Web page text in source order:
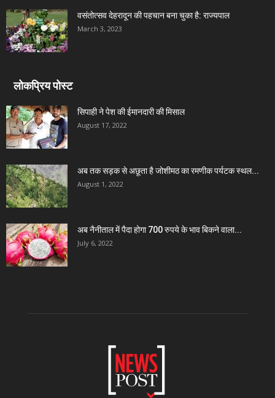
वसंतोत्सव देहरादून की पहचान बना चुका है: राज्यपाल
March 3, 2023
लोकप्रिय पोस्ट
सिपाही ने पेश की ईमानदारी की मिसाल
August 17, 2022
अब तक सड़क से अछूता है जोशीमठ का रमणीक पर्यटक स्थल...
August 1, 2022
अब नैनीताल में पैदा होगा 700 रुपये के भाव बिकने वाला...
July 6, 2022